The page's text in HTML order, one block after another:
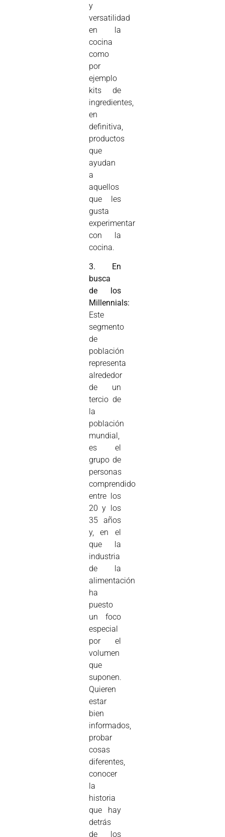
y
versatilidad
en la
cocina
como
por
ejemplo
kits de
ingredientes,
en
definitiva,
productos
que
ayudan
a
aquellos
que les
gusta
experimentar
con la
cocina.
3. En
busca
de los
Millennials:
Este
segmento
de
población
representa
alrededor
de un
tercio de
la
población
mundial,
es el
grupo de
personas
comprendido
entre los
20 y los
35 años
y, en el
que la
industria
de la
alimentación
ha
puesto
un foco
especial
por el
volumen
que
suponen.
Quieren
estar
bien
informados,
probar
cosas
diferentes,
conocer
la
historia
que hay
detrás
de los